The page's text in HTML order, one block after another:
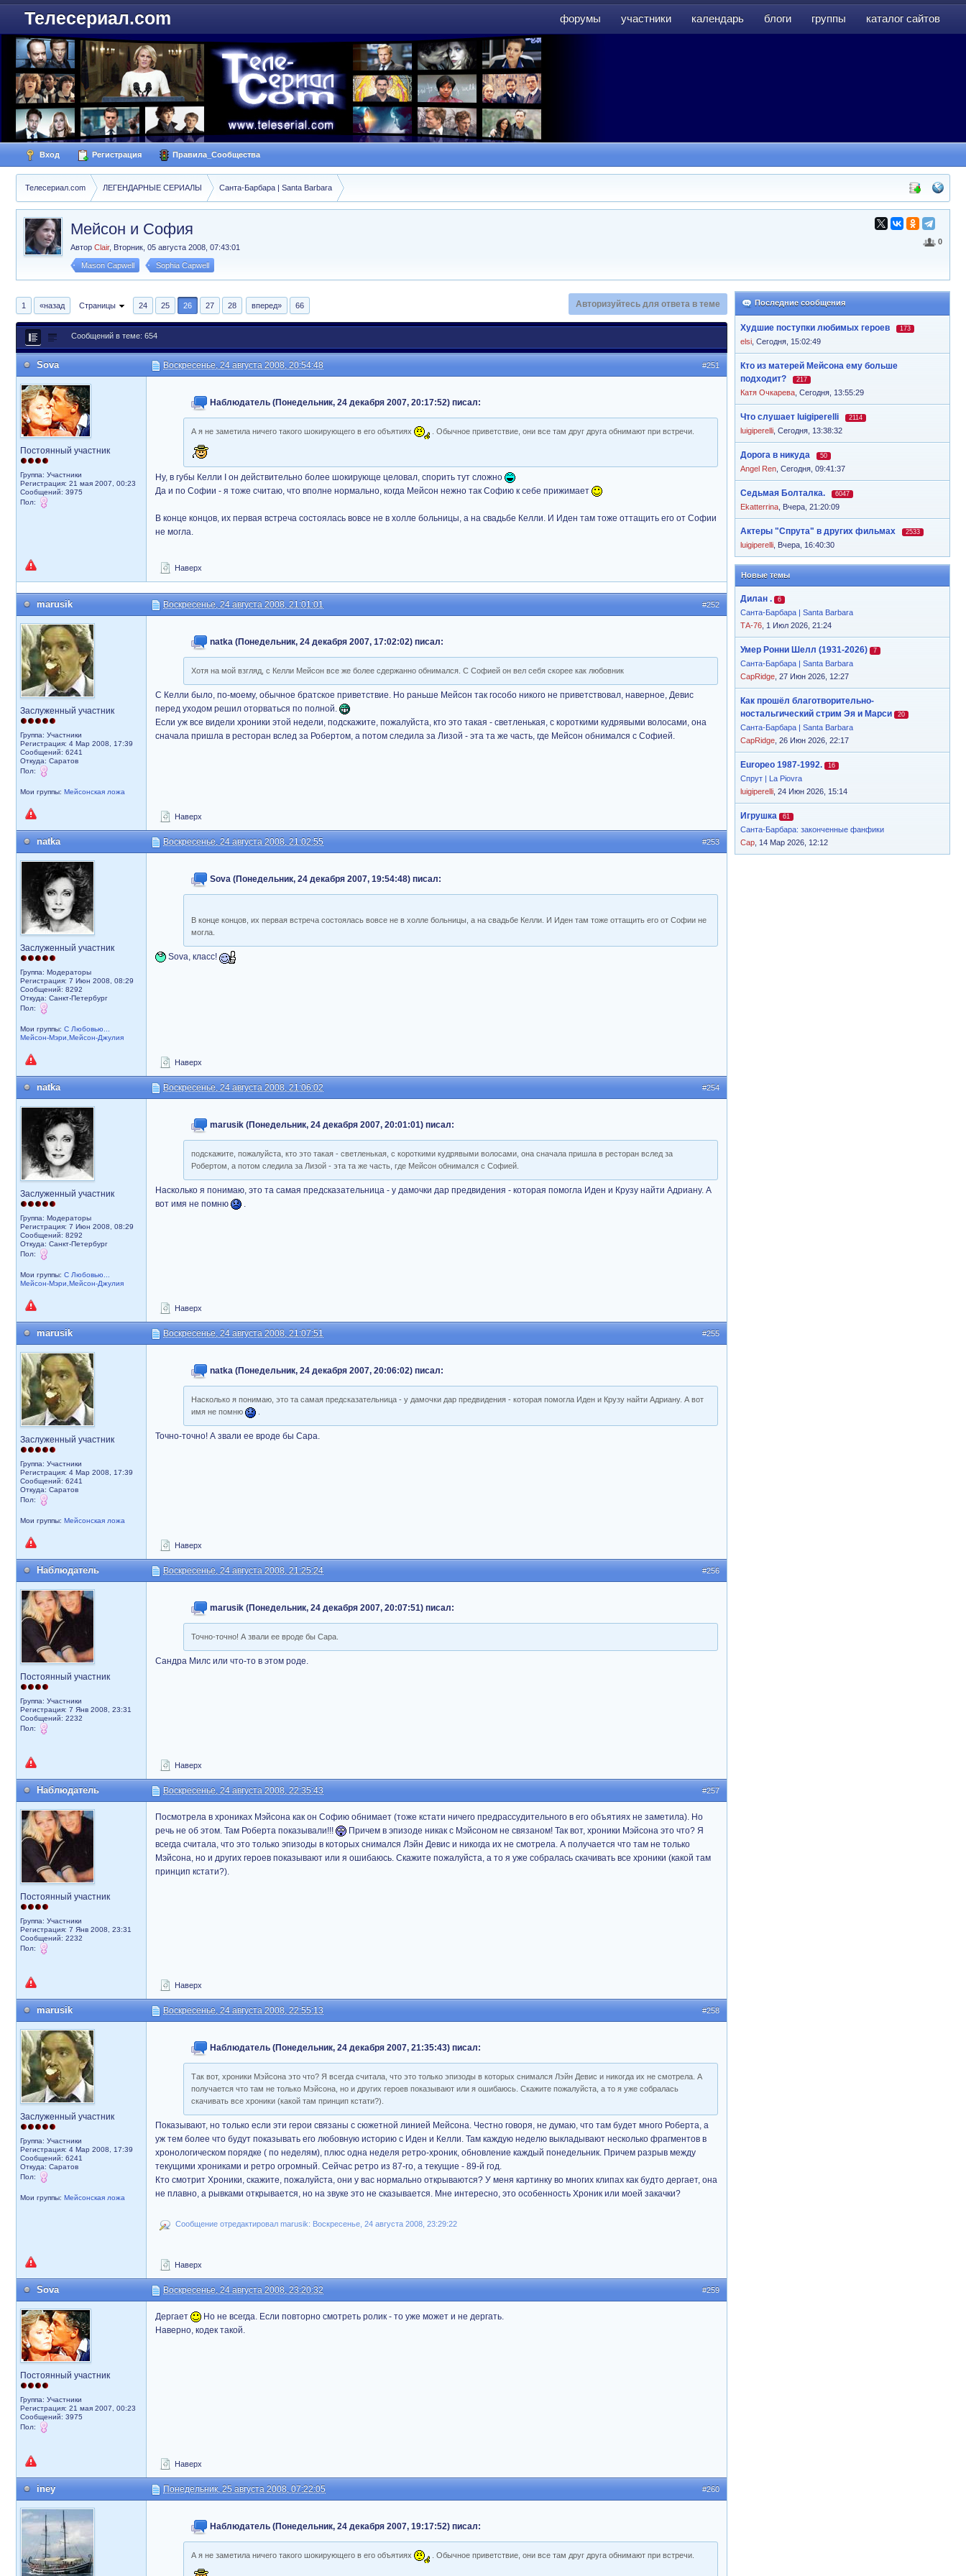
форумы участники календарь блоги группы каталог сайтов
Телесериал.com
Вход Регистрация Правила_Сообщества
Телесериал.com ЛЕГЕНДАРНЫЕ СЕРИАЛЫ Санта-Барбара | Santa Barbara
0
Мейсон и София
Автор Clair, Вторник, 05 августа 2008, 07:43:01
Mason Capwell Sophia Capwell
Последние сообщения
Худшие поступки любимых героев 173
elsi Сегодня, 15:02:49
Кто из матерей Мейсона ему больше
подходит?
217
Катя Очкарева Сегодня, 13:55:29
Что слушает luigiperelli 2114
luigiperelli Сегодня, 13:38:32
Дорога в никуда 50
Angel Ren Сегодня, 09:41:37
Седьмая Болталка. 6047
Ekatterrina Вчера, 21:20:09
Актеры "Спрута" в других фильмах 2533
luigiperelli Вчера, 16:40:30
Новые темы
Дилан . 6
Санта-Барбара | Santa Barbara
ТА-76 , 1 Июл 2026, 21:24
Умер Ронни Шелл (1931-2026) 7
Санта-Барбара | Santa Barbara
CapRidge , 27 Июн 2026, 12:27
Как прошёл благотворительно-
ностальгический стрим Эя и Марси
20
Санта-Барбара | Santa Barbara
CapRidge , 26 Июн 2026, 22:17
Europeo 1987-1992. 16
Спрут | La Piovra
luigiperelli , 24 Июн 2026, 15:14
Игрушка 61
Санта-Барбара: законченные фанфики
Cap , 14 Мар 2026, 12:12
1 «назад Страницы 24 25 26 27 28 вперед» 66 Авторизуйтесь для ответа в теме
Сообщений в теме: 654
#251
Sova Воскресенье, 24 августа 2008, 20:54:48
Постоянный участник
Группа: Участники
Регистрация: 21 мая 2007, 00:23
Сообщений: 3975
Пол:
Наблюдатель (Понедельник, 24 декабря 2007, 20:17:52) писал:
А я не заметила ничего такого шокирующего в его объятиях . Обычное приветствие, они все там друг друга обнимают при встречи.
Ну, в губы Келли I он действительно более шокирующе целовал, спорить тут сложно
Да и по Софии - я тоже считаю, что вполне нормально, когда Мейсон нежно так Софию к себе прижимает
В конце концов, их первая встреча состоялась вовсе не в холле больницы, а на свадьбе Келли. И Иден там тоже оттащить его от Софии
не могла.
Наверх
#252
marusik Воскресенье, 24 августа 2008, 21:01:01
Заслуженный участник
Группа: Участники
Регистрация: 4 Мар 2008, 17:39
Сообщений: 6241
Откуда: Саратов
Пол:
Мои группы: Мейсонская ложа
natka (Понедельник, 24 декабря 2007, 17:02:02) писал:
Хотя на мой взгляд, с Келли Мейсон все же более сдержанно обнимался. С Софией он вел себя скорее как любовник
С Келли было, по-моему, обычное братское приветствие. Но раньше Мейсон так гособо никого не приветствовал, наверное, Девис
перед уходом решил оторваться по полной.
Если уж все видели хроники этой недели, подскажите, пожалуйста, кто это такая - светленькая, с короткими кудрявыми волосами, она
сначала пришла в ресторан вслед за Робертом, а потом следила за Лизой - эта та же часть, где Мейсон обнимался с Софией.
Наверх
#253
natka Воскресенье, 24 августа 2008, 21:02:55
Заслуженный участник
Группа: Модераторы
Регистрация: 7 Июн 2008, 08:29
Сообщений: 8292
Откуда: Санкт-Петербург
Пол:
Мои группы: С Любовью...
Мейсон-Мэри,Мейсон-Джулия
Sova (Понедельник, 24 декабря 2007, 19:54:48) писал:
В конце концов, их первая встреча состоялась вовсе не в холле больницы, а на свадьбе Келли. И Иден там тоже оттащить его от Софии не
могла.
Sova, класс!
Наверх
#254
natka Воскресенье, 24 августа 2008, 21:06:02
Заслуженный участник
Группа: Модераторы
Регистрация: 7 Июн 2008, 08:29
Сообщений: 8292
Откуда: Санкт-Петербург
Пол:
Мои группы: С Любовью...
Мейсон-Мэри,Мейсон-Джулия
marusik (Понедельник, 24 декабря 2007, 20:01:01) писал:
подскажите, пожалуйста, кто это такая - светленькая, с короткими кудрявыми волосами, она сначала пришла в ресторан вслед за
Робертом, а потом следила за Лизой - эта та же часть, где Мейсон обнимался с Софией.
Насколько я понимаю, это та самая предсказательница - у дамочки дар предвидения - которая помогла Иден и Крузу найти Адриану. А
вот имя не помню
.
Наверх
#255
marusik Воскресенье, 24 августа 2008, 21:07:51
Заслуженный участник
Группа: Участники
Регистрация: 4 Мар 2008, 17:39
Сообщений: 6241
Откуда: Саратов
Пол:
Мои группы: Мейсонская ложа
natka (Понедельник, 24 декабря 2007, 20:06:02) писал:
Насколько я понимаю, это та самая предсказательница - у дамочки дар предвидения - которая помогла Иден и Крузу найти Адриану. А вот
имя не помню
Точно-точно! А звали ее вроде бы Сара.
Наверх
#256
Наблюдатель Воскресенье, 24 августа 2008, 21:25:24
Постоянный участник
Группа: Участники
Регистрация: 7 Янв 2008, 23:31
Сообщений: 2232
Пол:
marusik (Понедельник, 24 декабря 2007, 20:07:51) писал:
Точно-точно! А звали ее вроде бы Сара.
Сандра Милс или что-то в этом роде.
Наверх
#257
Наблюдатель Воскресенье, 24 августа 2008, 22:35:43
Постоянный участник
Группа: Участники
Регистрация: 7 Янв 2008, 23:31
Сообщений: 2232
Пол:
Посмотрела в хрониках Мэйсона как он Софию обнимает (тоже кстати ничего предрассудительного в его объятиях не заметила). Но
речь не об этом. Там Роберта показывали!!!
Причем в эпизоде никак с Мэйсоном не связаном! Так вот, хроники Мэйсона это что? Я
всегда считала, что это только эпизоды в которых снимался Лэйн Девис и никогда их не смотрела. А получается что там не только
Мэйсона, но и других героев показывают или я ошибаюсь. Скажите пожалуйста, а то я уже собралась скачивать все хроники (какой там
принцип кстати?).
Наверх
#258
marusik Воскресенье, 24 августа 2008, 22:55:13
Заслуженный участник
Группа: Участники
Регистрация: 4 Мар 2008, 17:39
Сообщений: 6241
Откуда: Саратов
Пол:
Мои группы: Мейсонская ложа
Наблюдатель (Понедельник, 24 декабря 2007, 21:35:43) писал:
Так вот, хроники Мэйсона это что? Я всегда считала, что это только эпизоды в которых снимался Лэйн Девис и никогда их не смотрела. А
получается что там не только Мэйсона, но и других героев показывают или я ошибаюсь. Скажите пожалуйста, а то я уже собралась
скачивать все хроники (какой там принцип кстати?).
Показывают, но только если эти герои связаны с сюжетной линией Мейсона. Честно говоря, не думаю, что там будет много Роберта, а
уж тем более что будут показывать его любовную историю с Иден и Келли. Там каждую неделю выкладывают несколько фрагментов в
хронологическом порядке ( по неделям), плюс одна неделя ретро-хроник, обновление каждый понедельник. Причем разрыв между
текущими хрониками и ретро огромный. Сейчас ретро из 87-го, а текущие - 89-й год.
Кто смотрит Хроники, скажите, пожалуйста, они у вас нормально открываются? У меня картинку во многих клипах как будто дергает, она
не плавно, а рывками открывается, но на звуке это не сказывается. Мне интересно, это особенность Хроник или моей закачки?
Сообщение отредактировал marusik: Воскресенье, 24 августа 2008, 23:29:22
Наверх
#259
Sova Воскресенье, 24 августа 2008, 23:20:32
Постоянный участник
Группа: Участники
Регистрация: 21 мая 2007, 00:23
Сообщений: 3975
Пол:
Дергает
Но не всегда. Если повторно смотреть ролик - то уже может и не дергать.
Наверно, кодек такой.
Наверх
#260
iney Понедельник, 25 августа 2008, 07:22:05
Наблюдатель (Понедельник, 24 декабря 2007, 19:17:52) писал:
А я не заметила ничего такого шокирующего в его объятиях . Обычное приветствие, они все там друг друга обнимают при встречи.